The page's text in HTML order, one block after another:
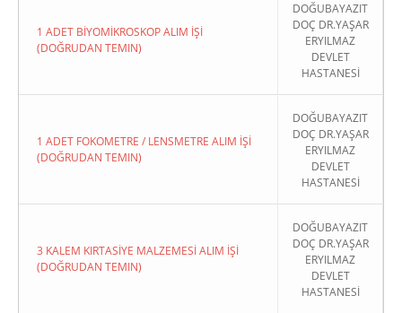
1 ADET BİYOMİKROSKOP ALIM İŞİ
(DOĞRUDAN TEMIN)
DOĞUBAYAZIT
DOÇ DR.YAŞAR
ERYILMAZ
DEVLET
HASTANESİ
1 ADET FOKOMETRE / LENSMETRE ALIM İŞİ
(DOĞRUDAN TEMIN)
DOĞUBAYAZIT
DOÇ DR.YAŞAR
ERYILMAZ
DEVLET
HASTANESİ
3 KALEM KIRTASİYE MALZEMESİ ALIM İŞİ
(DOĞRUDAN TEMIN)
DOĞUBAYAZIT
DOÇ DR.YAŞAR
ERYILMAZ
DEVLET
HASTANESİ